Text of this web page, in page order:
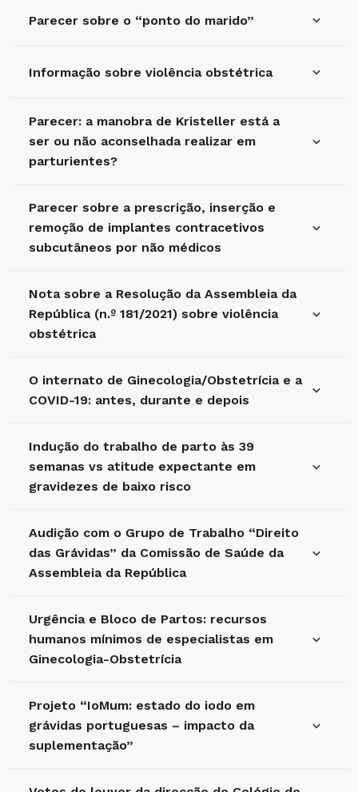
Parecer sobre o “ponto do marido”
Informação sobre violência obstétrica
Parecer: a manobra de Kristeller está a
ser ou não aconselhada realizar em
parturientes?
Parecer sobre a prescrição, inserção e
remoção de implantes contracetivos
subcutâneos por não médicos
Nota sobre a Resolução da Assembleia da
República (n.º 181/2021) sobre violência
obstétrica
O internato de Ginecologia/Obstetrícia e a
COVID-19: antes, durante e depois
Indução do trabalho de parto às 39
semanas vs atitude expectante em
gravidezes de baixo risco
Audição com o Grupo de Trabalho “Direito
das Grávidas” da Comissão de Saúde da
Assembleia da República
Urgência e Bloco de Partos: recursos
humanos mínimos de especialistas em
Ginecologia-Obstetrícia
Projeto “IoMum: estado do iodo em
grávidas portuguesas – impacto da
suplementação”